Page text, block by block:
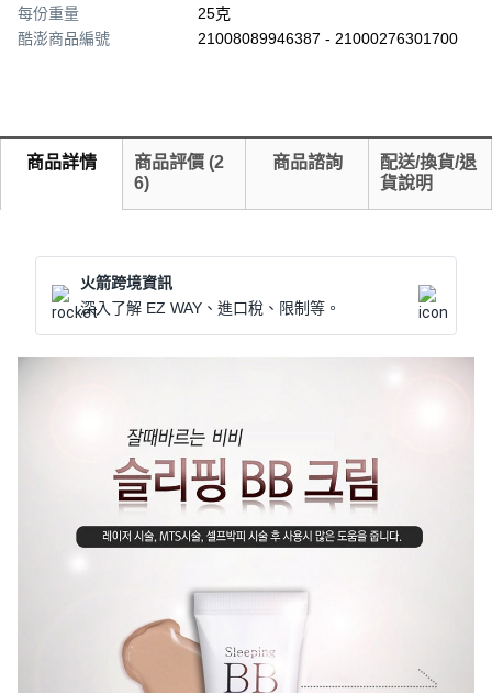
每份重量
25克
酷澎商品編號
21008089946387 - 21000276301700
商品詳情 商品評價 (2
6)
商品諮詢
配送/換貨/退
貨說明
火箭跨境資訊
深入了解 EZ WAY、進口稅、限制等。